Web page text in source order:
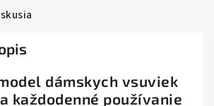
dámskych vsuviek
každodenné používanie